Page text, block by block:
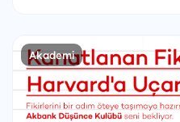
Akademi